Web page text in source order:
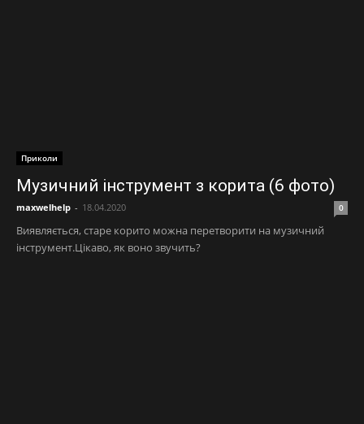
Приколи
Музичний інструмент з корита (6 фото)
maxwelhelp - 18.04.2020 0
Виявляється, старе корито можна перетворити на музичний
інструмент.Цікаво, як воно звучить?